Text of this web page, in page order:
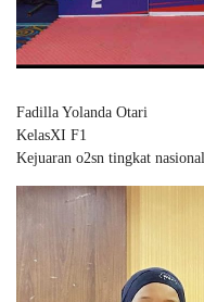
Fadilla Yolanda Otari
KelasXI F1
Kejuaran o2sn tingkat nasional